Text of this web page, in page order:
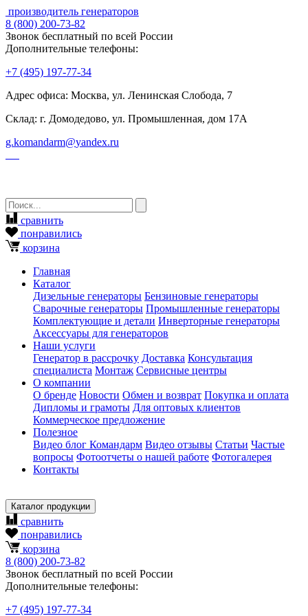
производитель генераторов
8 (800) 200-73-82
Звонок бесплатный по всей России
Дополнительные телефоны:
+7 (495) 197-77-34
Адрес офиса: Москва, ул. Ленинская Слобода, 7
Склад: г. Домодедово, ул. Промышленная, дом 17А
g.komandarm@yandex.ru
сравнить
понравились
корзина
Главная
Каталог
Дизельные генераторы Бензиновые генераторы
Сварочные генераторы Промышленные генераторы
Комплектующие и детали Инверторные генераторы
Аксессуары для генераторов
Наши услуги
Генератор в рассрочку Доставка Консультация
специалиста Монтаж Сервисные центры
О компании
О бренде Новости Обмен и возврат Покупка и оплата
Дипломы и грамоты Для оптовых клиентов
Коммерческое предложение
Полезное
Видео блог Командарм Видео отзывы Статьи Частые
вопросы Фотоотчеты о нашей работе Фотогалерея
Контакты
Каталог продукции
сравнить
понравились
корзина
8 (800) 200-73-82
Звонок бесплатный по всей России
Дополнительные телефоны:
+7 (495) 197-77-34